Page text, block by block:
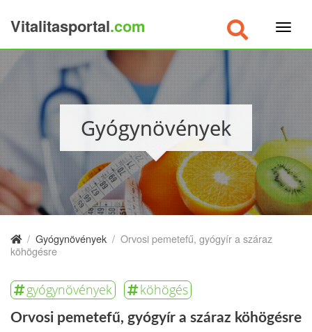
Vitalitasportal.com
Gyógynövények
/ Gyógynövények / Orvosi pemetefű, gyógyír a száraz
köhögésre
gyógynövények köhögés
Orvosi pemetefű, gyógyír a száraz köhögésre
×